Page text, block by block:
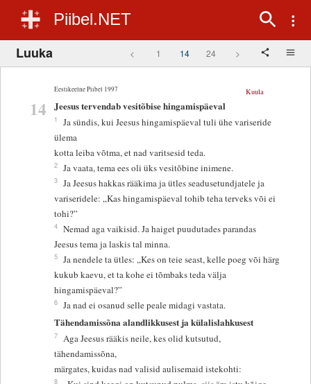
Piibel.NET
Luuka < 1 14 24 >
Eestikeelne Piibel 1997
14
Kuula
Jeesus tervendab vesitõbise hingamispäeval
1
Ja sündis, kui Jeesus hingamispäeval tuli ühe variseride
ülema
kotta leiba võtma, et nad varitsesid teda.
2 Ja vaata, tema ees oli üks vesitõbine inimene.
3 Ja Jeesus hakkas rääkima ja ütles seadusetundjatele ja
variseridele: „Kas hingamispäeval tohib teha terveks või ei
tohi?”
4 Nemad aga vaikisid. Ja haiget puudutades parandas
Jeesus tema ja laskis tal minna.
5 Ja nendele ta ütles: „Kes on teie seast, kelle poeg või härg
kukub kaevu, et ta kohe ei tõmbaks teda välja
hingamispäeval?”
6 Ja nad ei osanud selle peale midagi vastata.
Tähendamissõna alandlikkusest ja külalislahkusest
7 Aga Jeesus rääkis neile, kes olid kutsutud,
tähendamissõna,
märgates, kuidas nad valisid aulisemaid istekohti:
8